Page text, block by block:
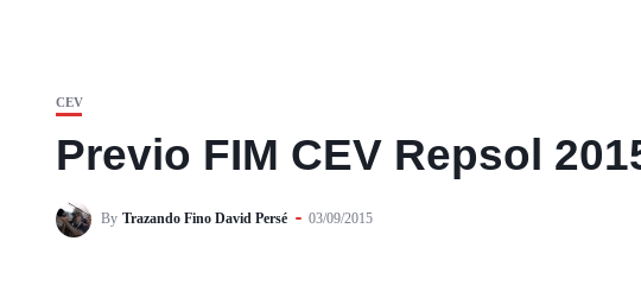
CEV
Previo FIM CEV Repsol
By Trazando Fino David Persé 03/09/2015